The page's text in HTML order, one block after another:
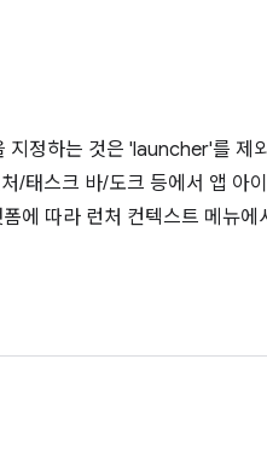
지정하는 것은 'launcher'를 제
/태스크 바/도크 등에서 앱 아
에 따라 런처 컨텍스트 메뉴